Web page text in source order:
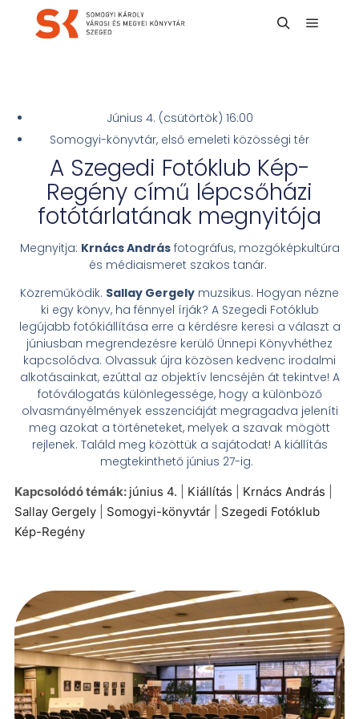
Június 4. (csütörtök) 16:00
Somogyi-könyvtár, első emeleti közösségi tér
A Szegedi Fotóklub Kép-
Regény című lépcsőházi
fotótárlatának megnyitója
Megnyitja: Krnács Andrásfotográfus, mozgóképkultúra
és médiaismeret szakos tanár.
Közreműködik. Sallay Gergely muzsikus. Hogyan nézne
ki egy könyv, ha fénnyel írják? A Szegedi Fotóklub
legújabb fotókiállítása erre a kérdésre keresi a választ a
júniusban megrendezésre kerülő Ünnepi Könyvhéthez
kapcsolódva. Olvassuk újra közösen kedvenc irodalmi
alkotásainkat, ezúttal az objektív lencséjén át tekintve! A
fotóválogatás különlegessége, hogy a különböző
olvasmányélmények esszenciáját megragadva jeleníti
meg azokat a történeteket, melyek a szavak mögött
rejlenek. Találd meg közöttük a sajátodat! A kiállítás
megtekinthető június 27-ig.
Kapcsolódó témák: június 4. Kiállítás Krnács András
Sallay Gergely
Somogyi-könyvtár
Szegedi Fotóklub
Kép-Regény